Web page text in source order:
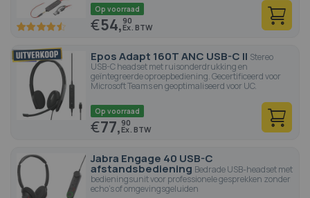
90 100
Op voorraad
€54,90
Epos Adapt 160T ANC USB-C II Stereo
USB-C headset met ruisonderdrukking en
geïntegreerde oproepbediening. Gecertificeerd voor
Microsoft Teams en geoptimaliseerd voor UC.
Op voorraad
€77,90
Jabra Engage 40 USB-C
afstandsbediening Bedrade USB-headset met
bedieningsunit voor professionele gesprekken zonder
echo's of omgevingsgeluiden